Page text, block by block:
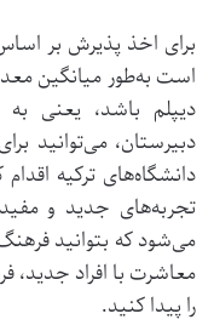
برای اخذ پذیرش بر
دبیرستان، می‌توانید
دانشگاه‌های ترکیه
تجربه‌های جدید و
می‌شود که بتوانید
معاشرت با افراد
را پیدا کنید.